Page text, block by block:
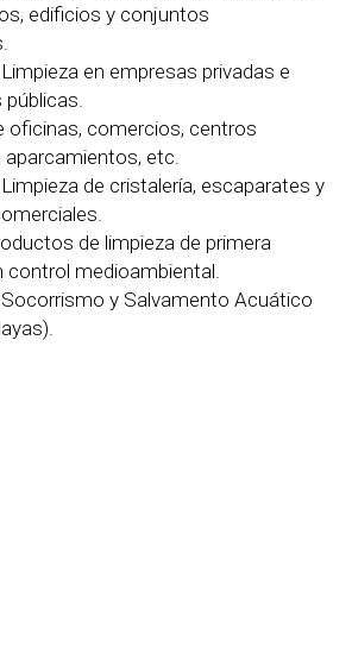
edificios y conjuntos
en empresas privadas e
oficinas, comercios, centros
aparcamientos, etc.
de cristalería, escaparates y
de limpieza de primera
control medioambiental.
y Salvamento Acuático